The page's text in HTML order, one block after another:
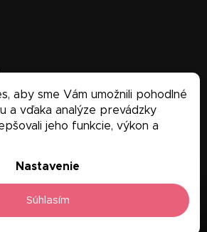
aby sme Vám umožnili pohodlné
a vďaka analýze prevádzky
jeho funkcie, výkon a
Nastavenie
Súhlasím